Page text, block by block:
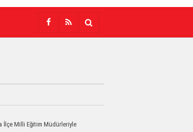
İlçe Milli Eğitim Müdürleriyle